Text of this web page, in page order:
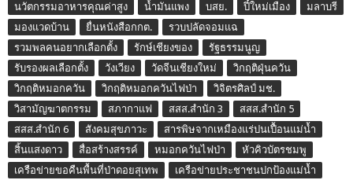
นวัตกรรมอาหารคุณค่าสูง
น้ำมันแพง บสย. ปี๋ใหม่เมือง
มลาบรี
มองแวดบ้าน
ยื่นหนังสือกกต.
รวบปลัดจอมแฉ
รวมพลคนอยากเลือกตั้ง
รักษ์เชียงของ
รัฐธรรมนูญ
รับรองผลเลือกตั้ง
วังเวียง วัดจีนเชียงใหม่
วิกฤติฝุ่นควัน
วิกฤติหมอกควัน
วิกฤติหมอกควันไฟป่า
วิจิตรศิลป์ มช.
วิสามัญฆาตกรรม
สภากาแฟ สสส.สำนัก 3
สสส.สำนัก 5
สสส.สำนัก 6
สังคมสุขภาวะ
สารพิษจากเหมืองแร่ปนเปื้อนแม่น้ำ
สิ้นแสงดาว
สื่อสร้างสรรค์ หมอกควันไฟป่า
หัวคิวบัตรชมพู
เครือข่ายขอคืนพื้นที่ป่าดอยสุเทพ
เครือข่ายประชาชนปกป้องแม่น้ำ